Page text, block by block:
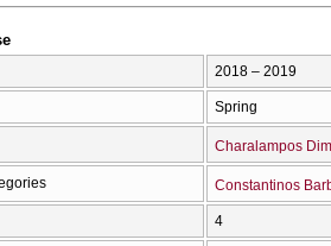
2018 – 2019
Spring
Charalampos
Constantinos
4